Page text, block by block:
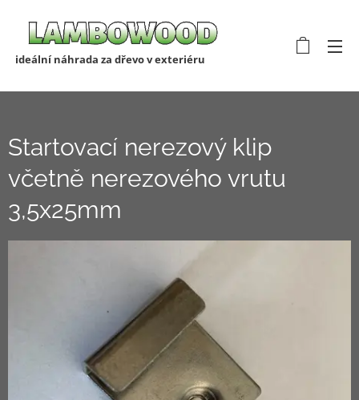
ideální náhrada za dřevo v exteriéru
Startovací nerezový klip
včetně nerezového vrutu
3,5x25mm